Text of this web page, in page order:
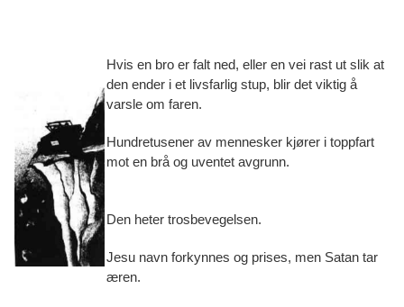
Hvis en bro er falt ned, eller en vei rast ut slik at
den ender i et livsfarlig stup, blir det viktig å
varsle om faren.
Hundretusener av mennesker kjører i toppfart
mot en brå og uventet avgrunn.
Den heter trosbevegelsen.
Jesu navn forkynnes og prises, men Satan tar
æren.